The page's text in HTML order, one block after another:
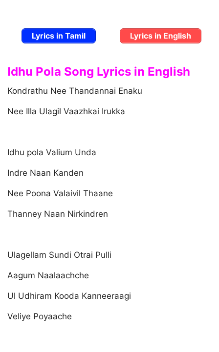
Lyrics in Tamil Lyrics in English
Idhu Pola Song Lyrics in English
Kondrathu Nee Thandannai Enaku
Nee Illa Ulagil Vaazhkai Irukka
Idhu pola Valium Unda
Indre Naan Kanden
Nee Poona Valaivil Thaane
Thanney Naan Nirkindren
Ulagellam Sundi Otrai Pulli
Aagum Naalaachche
Ul Udhiram Kooda Kanneeraagi
Veliye Poyaache